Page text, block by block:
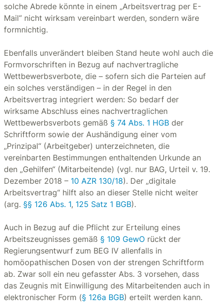
solche Abrede könnte in einem „Arbeitsvertrag per E-
Mail“ nicht wirksam vereinbart werden, sondern wäre
formnichtig.
Ebenfalls unverändert bleiben Stand heute wohl auch die
Formvorschriften in Bezug auf nachvertragliche
Wettbewerbsverbote, die – sofern sich die Parteien auf
ein solches verständigen – in der Regel in den
Arbeitsvertrag integriert werden: So bedarf der
wirksame Abschluss eines nachvertraglichen
Wettbewerbsverbots gemäß § 74 Abs. 1 HGB der
Schriftform sowie der Aushändigung einer vom
„Prinzipal“ (Arbeitgeber) unterzeichneten, die
vereinbarten Bestimmungen enthaltenden Urkunde an
den „Gehilfen“ (Mitarbeitende) (vgl. nur BAG, Urteil v. 19.
Dezember 2018 – 10 AZR 130/18). Der „digitale
Arbeitsvertrag“ hilft also an dieser Stelle nicht weiter
(arg. §§ 126 Abs. 1, 125 Satz 1 BGB).
Auch in Bezug auf die Pflicht zur Erteilung eines
Arbeitszeugnisses gemäß § 109 GewO rückt der
Regierungsentwurf zum BEG IV allenfalls in
homöopathischen Dosen von der strengen Schriftform
ab. Zwar soll ein neu gefasster Abs. 3 vorsehen, dass
das Zeugnis mit Einwilligung des Mitarbeitenden auch in
elektronischer Form (§ 126a BGB) erteilt werden kann.